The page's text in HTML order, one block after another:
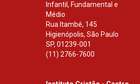
Infantil, Fundamental e
Médio
Rua Itambé, 145
Higienópolis, São Paulo
SP, 01239-001
(11) 2766-7600